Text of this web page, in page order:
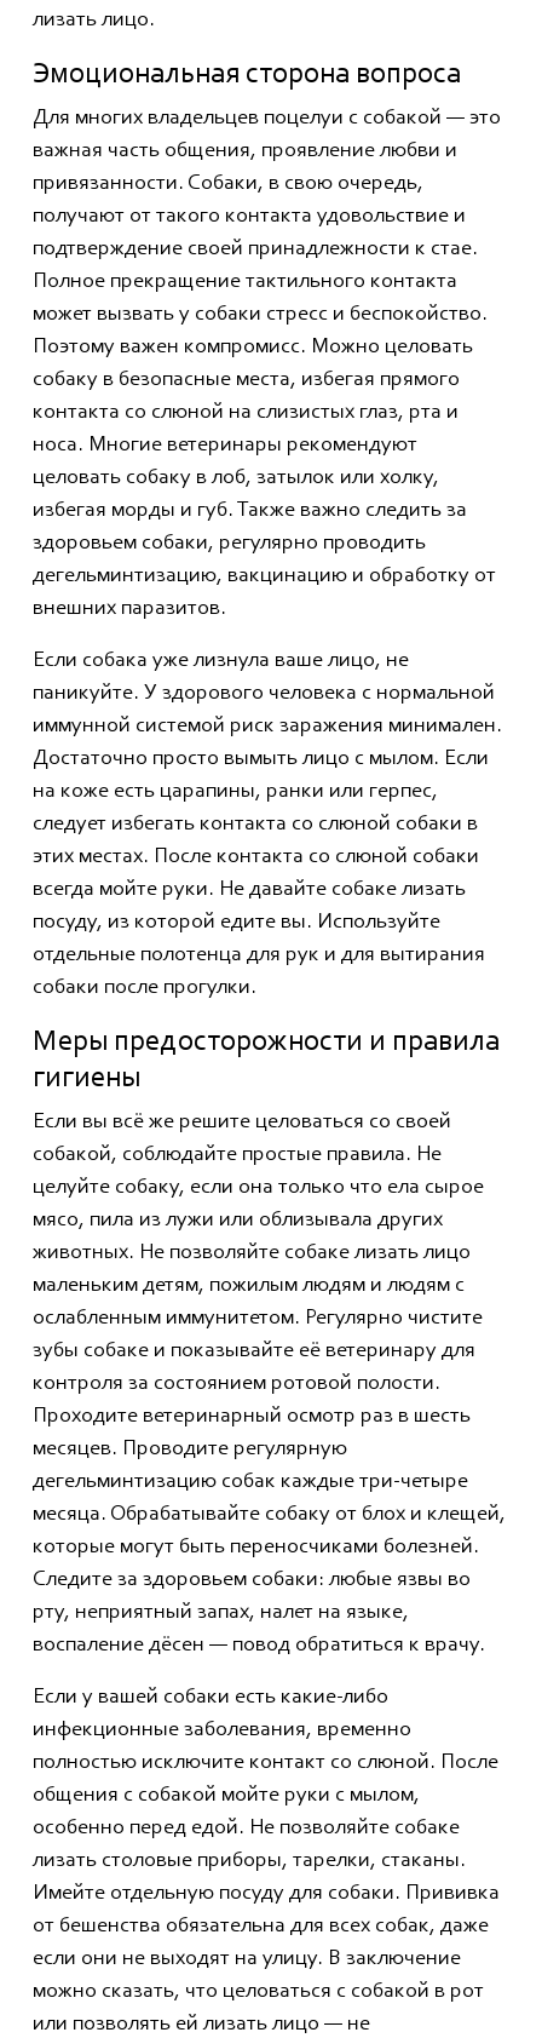
лизать лицо.
Эмоциональная сторона вопроса
Для многих владельцев поцелуи с собакой — это
важная часть общения, проявление любви и
привязанности. Собаки, в свою очередь,
получают от такого контакта удовольствие и
подтверждение своей принадлежности к стае.
Полное прекращение тактильного контакта
может вызвать у собаки стресс и беспокойство.
Поэтому важен компромисс. Можно целовать
собаку в безопасные места, избегая прямого
контакта со слюной на слизистых глаз, рта и
носа. Многие ветеринары рекомендуют
целовать собаку в лоб, затылок или холку,
избегая морды и губ. Также важно следить за
здоровьем собаки, регулярно проводить
дегельминтизацию, вакцинацию и обработку от
внешних паразитов.
Если собака уже лизнула ваше лицо, не
паникуйте. У здорового человека с нормальной
иммунной системой риск заражения минимален.
Достаточно просто вымыть лицо с мылом. Если
на коже есть царапины, ранки или герпес,
следует избегать контакта со слюной собаки в
этих местах. После контакта со слюной собаки
всегда мойте руки. Не давайте собаке лизать
посуду, из которой едите вы. Используйте
отдельные полотенца для рук и для вытирания
собаки после прогулки.
Меры предосторожности и правила
гигиены
Если вы всё же решите целоваться со своей
собакой, соблюдайте простые правила. Не
целуйте собаку, если она только что ела сырое
мясо, пила из лужи или облизывала других
животных. Не позволяйте собаке лизать лицо
маленьким детям, пожилым людям и людям с
ослабленным иммунитетом. Регулярно чистите
зубы собаке и показывайте её ветеринару для
контроля за состоянием ротовой полости.
Проходите ветеринарный осмотр раз в шесть
месяцев. Проводите регулярную
дегельминтизацию собак каждые три-четыре
месяца. Обрабатывайте собаку от блох и клещей,
которые могут быть переносчиками болезней.
Следите за здоровьем собаки: любые язвы во
рту, неприятный запах, налет на языке,
воспаление дёсен — повод обратиться к врачу.
Если у вашей собаки есть какие-либо
инфекционные заболевания, временно
полностью исключите контакт со слюной. После
общения с собакой мойте руки с мылом,
особенно перед едой. Не позволяйте собаке
лизать столовые приборы, тарелки, стаканы.
Имейте отдельную посуду для собаки. Прививка
от бешенства обязательна для всех собак, даже
если они не выходят на улицу. В заключение
можно сказать, что целоваться с собакой в рот
или позволять ей лизать лицо — не